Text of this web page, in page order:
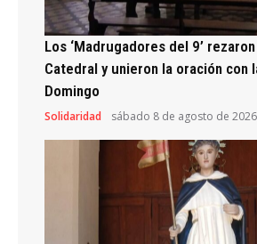
Los ‘Madrugadores del 9’
Catedral y unieron la oración con
Domingo
Solidaridad sábado 8 de agosto de 2026